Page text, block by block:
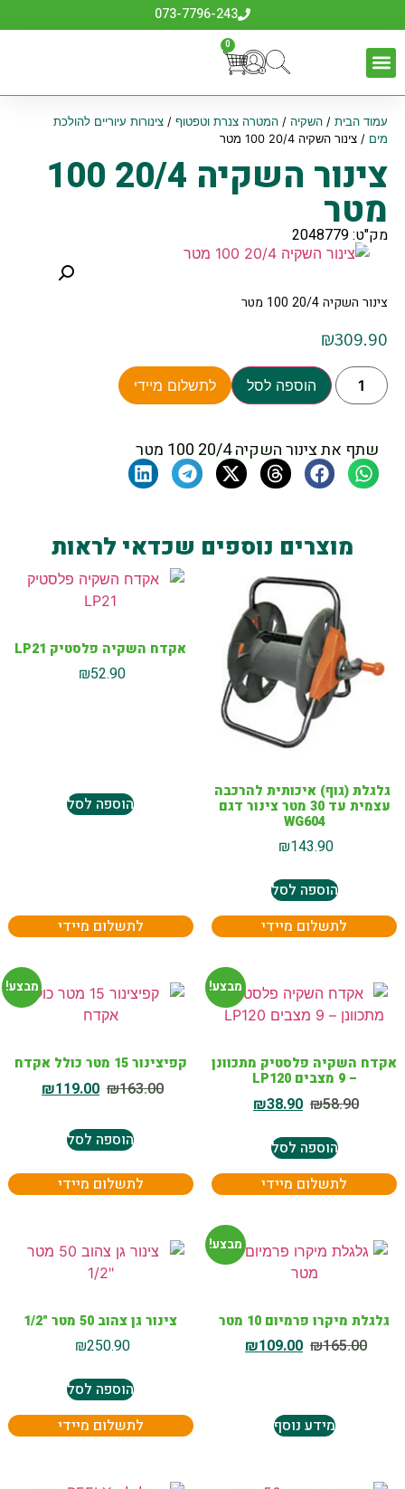
073-7796-243
0
עמוד הבית/ השקיה / המטרה צנרת וטפטוף/ צינורות עיוריים להולכת
מים / צינור השקיה 20/4 100 מטר
צינור השקיה 20/4 100
מטר
מק"ט: 2048779
צינור השקיה 20/4 100 מטר
₪309.90
הוספה לסל לתשלום מיידי
שתף את צינור השקיה 20/4 100 מטר
מוצרים נוספים שכדאי לראות
גלגלת (גוף) איכותית להרכבה
עצמית עד 30 מטר צינור דגם
WG604
₪143.90
הוספה לסל
לתשלום מיידי
אקדח השקיה פלסטיק LP21
₪52.90
הוספה לסל
לתשלום מיידי
מבצע!
אקדח השקיה פלסטיק מתכוונן
– 9 מצבים LP120
₪58.90
₪38.90
הוספה לסל
לתשלום מיידי
מבצע!
קפיצינור 15 מטר כולל אקדח
₪163.00
₪119.00
הוספה לסל
לתשלום מיידי
מבצע!
גלגלת מיקרו פרמיום 10 מטר
₪165.00
₪109.00
מידע נוסף
צינור גן צהוב 50 מטר "1/2
₪250.90
הוספה לסל
לתשלום מיידי